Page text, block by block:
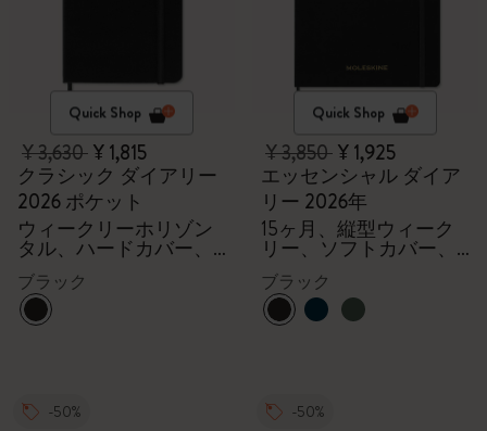
Quick Shop
¥ 3,630¥ 1,815
クラシック ダイアリー
2026 ポケット
ウィークリーホリゾン
タル、ハードカバー、
12ヶ月
ブラック
Quick Shop
¥ 3,850¥ 1,925
エッセンシャル ダイア
リー 2026年
15ヶ月、縦型ウィーク
リー、ソフトカバー、
XXL
ブラック
-50% -50%